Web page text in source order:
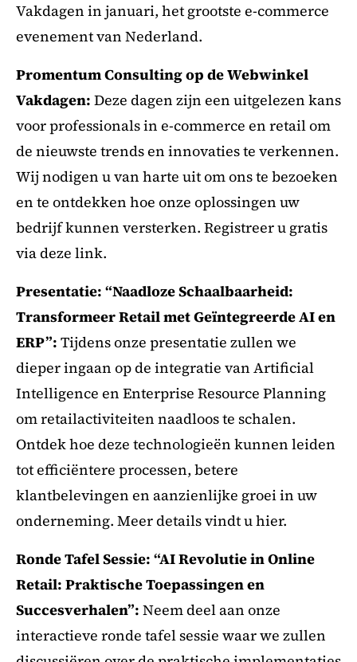
Vakdagen in januari, het grootste e-commerce
evenement van Nederland.
Promentum Consulting op de Webwinkel
Vakdagen: Deze dagen zijn een uitgelezen kans
voor professionals in e-commerce en retail om
de nieuwste trends en innovaties te verkennen.
Wij nodigen u van harte uit om ons te bezoeken
en te ontdekken hoe onze oplossingen uw
bedrijf kunnen versterken. Registreer u gratis
via deze link.
Presentatie: “Naadloze Schaalbaarheid:
Transformeer Retail met Geïntegreerde AI en
ERP”: Tijdens onze presentatie zullen we
dieper ingaan op de integratie van Artificial
Intelligence en Enterprise Resource Planning
om retailactiviteiten naadloos te schalen.
Ontdek hoe deze technologieën kunnen leiden
tot efficiëntere processen, betere
klantbelevingen en aanzienlijke groei in uw
onderneming. Meer details vindt u hier.
Ronde Tafel Sessie: “AI Revolutie in Online
Retail: Praktische Toepassingen en
Succesverhalen”: Neem deel aan onze
interactieve ronde tafel sessie waar we zullen